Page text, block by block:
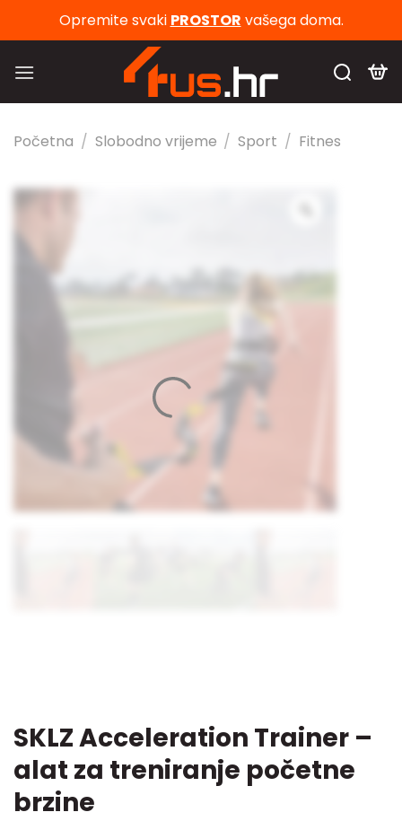
Opremite svaki PROSTOR vašega doma.
Početna / Slobodno vrijeme / Sport / Fitnes
SKLZ Acceleration Trainer –
alat za treniranje početne
brzine